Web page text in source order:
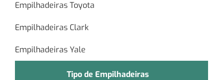
Empilhadeiras Toyota
Empilhadeiras Clark
Empilhadeiras Yale
Tipo de Empilhadeiras